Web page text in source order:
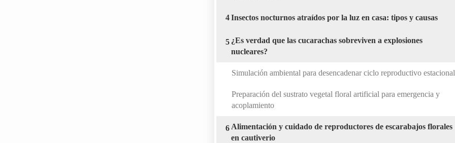
4Insectos nocturnos atraídos por la luz en casa: tipos y causas
5 ¿Es verdad que las cucarachas sobreviven a explosiones
nucleares?
Simulación ambiental para desencadenar ciclo reproductivo estacional
Preparación del sustrato vegetal floral artificial para emergencia y
acoplamiento
6 Alimentación y cuidado de reproductores de escarabajos florales
en cautiverio